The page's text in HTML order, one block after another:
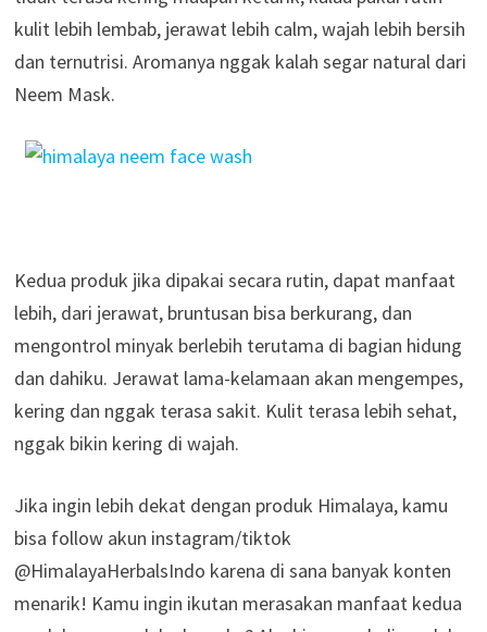
kulit lebih lembab, jerawat lebih calm, wajah lebih bersih
dan ternutrisi. Aromanya nggak kalah segar natural dari
Neem Mask.
Kedua produk jika dipakai secara rutin, dapat manfaat
lebih, dari jerawat, bruntusan bisa berkurang, dan
mengontrol minyak berlebih terutama di bagian hidung
dan dahiku. Jerawat lama-kelamaan akan mengempes,
kering dan nggak terasa sakit. Kulit terasa lebih sehat,
nggak bikin kering di wajah.
Jika ingin lebih dekat dengan produk Himalaya, kamu
bisa follow akun instagram/tiktok
@HimalayaHerbalsIndo karena di sana banyak konten
menarik! Kamu ingin ikutan merasakan manfaat kedua